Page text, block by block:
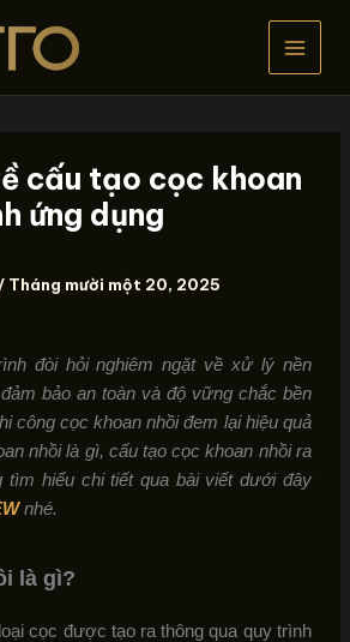
cấu tạo cọc khoan
ứng dụng
Tháng mười một 20, 2025
đòi hỏi nghiêm ngặt về xử lý nền
bảo an toàn và độ vững chắc bền
công cọc khoan nhồi đem lại hiệu quả
nhồi là gì, cấu tạo cọc khoan nhồi ra
tìm hiểu chi tiết qua bài viết dưới đây
nhé.
là gì?
cọc được tạo ra thông qua quy trình